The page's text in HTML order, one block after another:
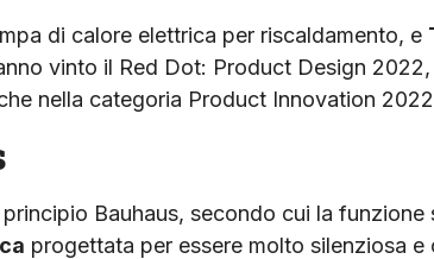
di calore elettrica per riscaldamento, e
vinto il Red Dot: Product Design
nella categoria Product Innovation
Bauhaus, secondo cui la funzione
progettata per essere molto silenziosa e